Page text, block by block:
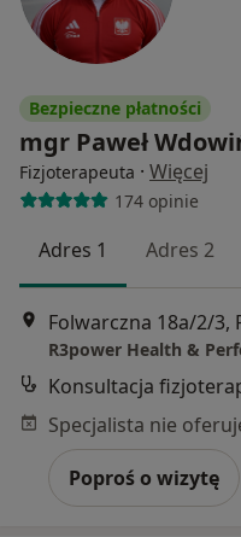
Bezpieczne płatności
mgr Paweł
Fizjoterapeuta · Więcej
174 opinie
Adres 1 Adres 2
Folwarczna 18a/2/3,
R3power Health &
Konsultacja
Poproś o wizytę